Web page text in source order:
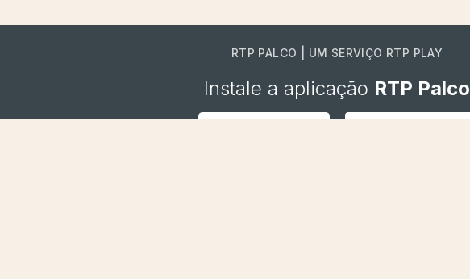
RTP PALCO | UM SERVIÇO RTP PLAY
Instale a aplicação RTP Palco